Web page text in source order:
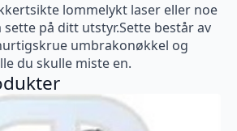
lommelykt laser eller noe
på ditt utstyr.Sette består av
umbrakonøkkel og
du skulle miste en.